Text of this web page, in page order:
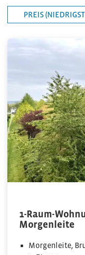
PREIS
1-Raum-
Morgenleite
Morgenleite,